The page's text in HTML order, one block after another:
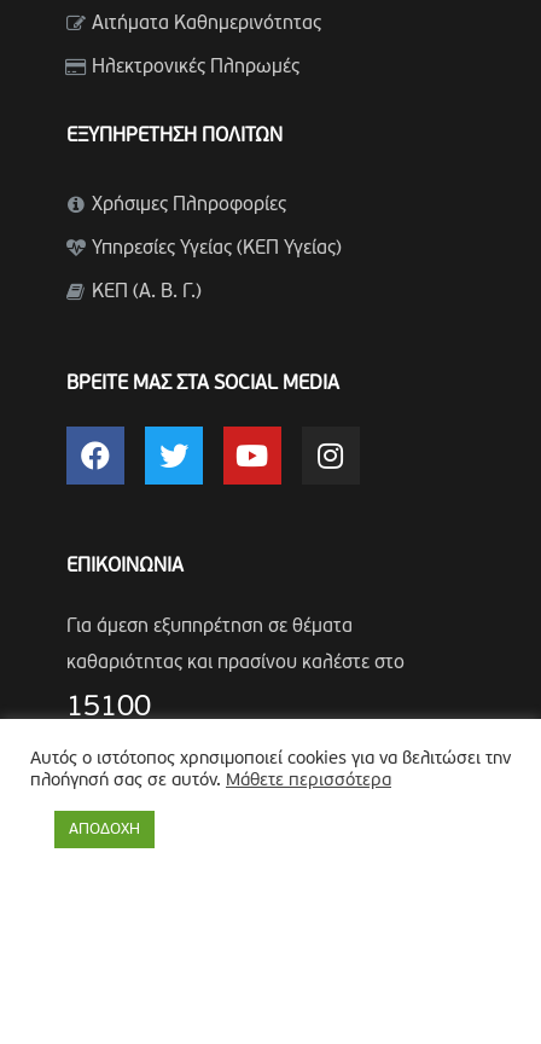
Αιτήματα Καθημερινότητας
Ηλεκτρονικές Πληρωμές
ΕΞΥΠΗΡΕΤΗΣΗ ΠΟΛΙΤΩΝ
Χρήσιμες Πληροφορίες
Υπηρεσίες Υγείας (ΚΕΠ Υγείας)
ΚΕΠ (Α. Β. Γ.)
ΒΡΕΙΤΕ ΜΑΣ ΣΤΑ SOCIAL MEDIA
ΕΠΙΚΟΙΝΩΝΙΑ
Για άμεση εξυπηρέτηση σε θέματα
καθαριότητας και πρασίνου καλέστε στο
15100
Τηλέφωνα Έκτακτης Ανάγκης Πολιτικής
Προστασίας
Αντιδήμαρχος
Αυτός ο ιστότοπος χρησιμοποιεί cookies για να βελιτώσει την
πλοήγησή σας σε αυτόν. Μάθετε περισσότερα
ΑΠΟΔΟΧΗ